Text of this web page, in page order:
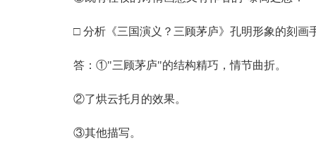
□ 分析《三国演义？三顾茅庐》孔明形象的刻画手
答：①"三顾茅庐"的结构精巧，情节曲折。
②了烘云托月的效果。
③其他描写。